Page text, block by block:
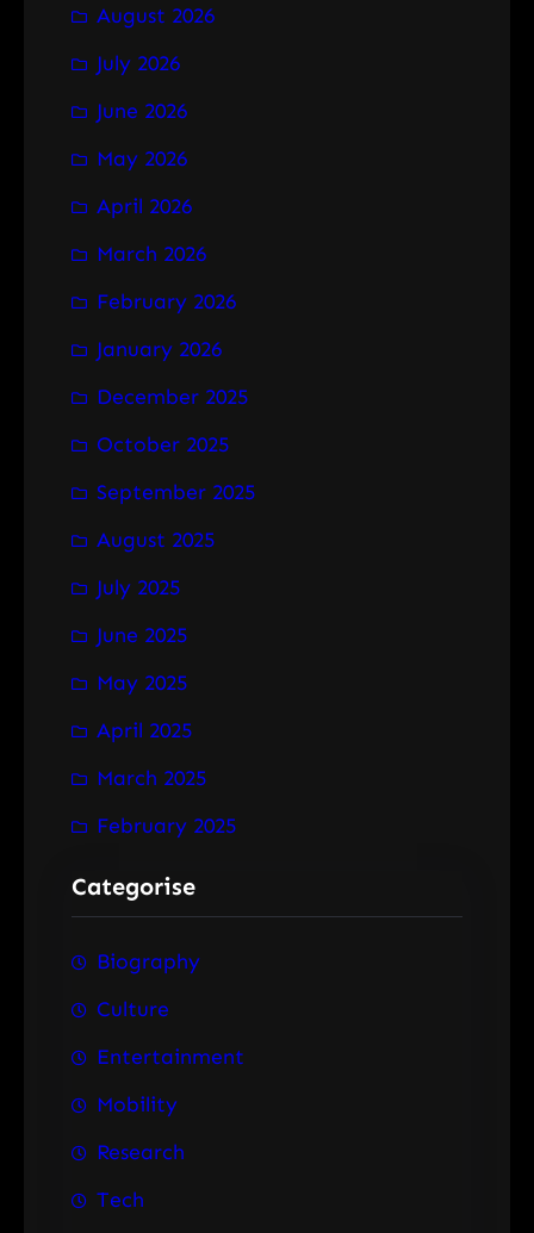
c
h
August 2026
July 2026
June 2026
May 2026
April 2026
March 2026
February 2026
January 2026
December 2025
October 2025
September 2025
August 2025
July 2025
June 2025
May 2025
April 2025
March 2025
February 2025
Categorise
Biography
Culture
Entertainment
Mobility
Research
Tech